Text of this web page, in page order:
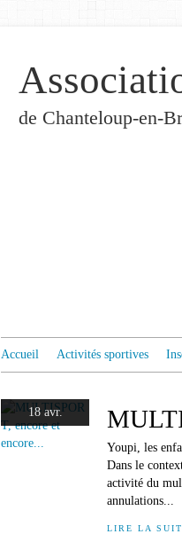
de Chanteloup-en-
Accueil Activités sportives
18 avr.
Youpi, les
Dans le
activité du
annulations...
LIRE LA